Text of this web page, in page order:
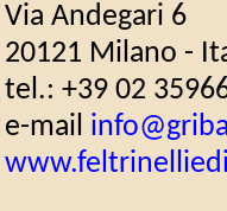
Via Andegari 6
20121 Milano -
tel.: +39 02
e-mail